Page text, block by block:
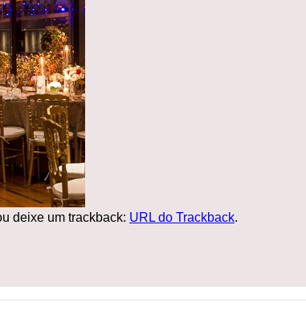
deixe um trackback: URL do Trackback.